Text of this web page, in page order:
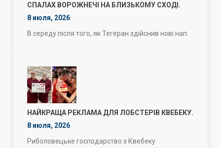
СПАЛАХ ВОРОЖНЕЧІ НА БЛИЗЬКОМУ СХОДІ.
8 июля, 2026
В середу після того, як Тегеран здійснив нові нап
НАЙКРАЩА РЕКЛАМА ДЛЯ ЛОБСТЕРІВ КВЕБЕКУ.
8 июля, 2026
Риболовецьке господарство з Квебеку